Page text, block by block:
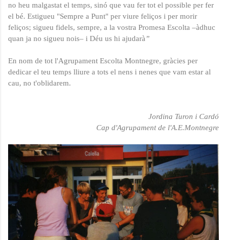
no heu malgastat el temps, sinó que vau fer tot el possible per fer
el bé. Estigueu "Sempre a Punt" per viure feliços i per morir
feliços; sigueu fidels, sempre, a la vostra Promesa Escolta –àdhuc
quan ja no sigueu nois– i Déu us hi ajudarà”
En nom de tot l'Agrupament Escolta Montnegre, gràcies per
dedicar el teu temps lliure a tots el nens i nenes que vam estar al
cau, no t'oblidarem.
Jordina Turon i Cardó
Cap d'Agrupament de l'A.E.Montnegre